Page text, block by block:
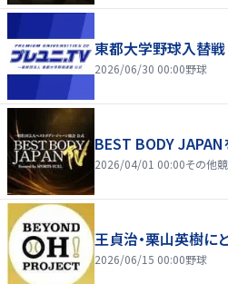
東都大学野球入替戦
2026/06/30 00:00野球
BEST BODY JAPAN
2026/04/01 00:00その他
王貞治・栗山英樹に
2026/06/15 00:00野球